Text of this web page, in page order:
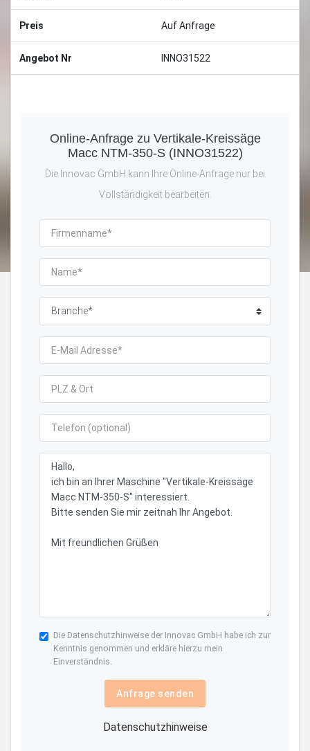
Preis Auf Anfrage
Angebot Nr INNO31522
Online-Anfrage zu Vertikale-Kreissäge
Macc NTM-350-S (INNO31522)
Die Innovac GmbH kann Ihre Online-Anfrage nur bei
Vollständigkeit bearbeiten.
Die Datenschutzhinweise der Innovac GmbH habe ich zur
Kenntnis genommen und erkläre hierzu mein
Einverständnis.
Anfrage senden
Datenschutzhinweise